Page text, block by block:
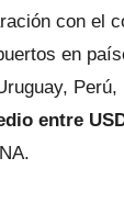
con el
en
entre